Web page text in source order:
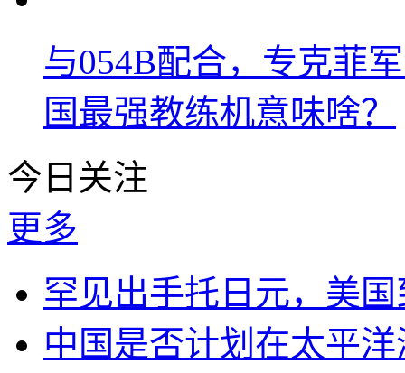
与054B配合，专克菲
国最强教练机意味啥？
今日关注
更多
罕见出手托日元，美
中国是否计划在太平